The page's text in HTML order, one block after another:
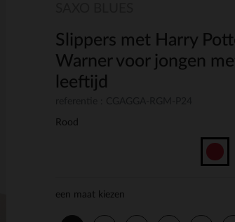
Slippers met Harry
Warner voor jongen
leeftijd
Rood
een maat kiezen